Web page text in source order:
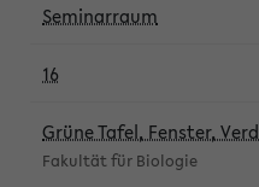
Seminarraum
16
Grüne Tafel, Fenster,
Fakultät für Biologie